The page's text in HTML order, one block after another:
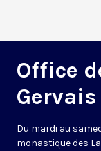
Office
Gervais
Du mardi au
monastique des